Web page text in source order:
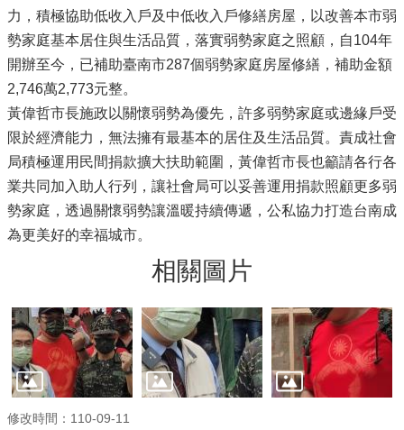
力，積極協助低收入戶及中低收入戶修繕房屋，以改善本市弱
勢家庭基本居住與生活品質，落實弱勢家庭之照顧，自104年
開辦至今，已補助臺南市287個弱勢家庭房屋修繕，補助金額
2,746萬2,773元整。
黃偉哲市長施政以關懷弱勢為優先，許多弱勢家庭或邊緣戶受
限於經濟能力，無法擁有最基本的居住及生活品質。責成社會
局積極運用民間捐款擴大扶助範圍，黃偉哲市長也籲請各行各
業共同加入助人行列，讓社會局可以妥善運用捐款照顧更多弱
勢家庭，透過關懷弱勢讓溫暖持續傳遞，公私協力打造台南成
為更美好的幸福城市。
相關圖片
修改時間：110-09-11